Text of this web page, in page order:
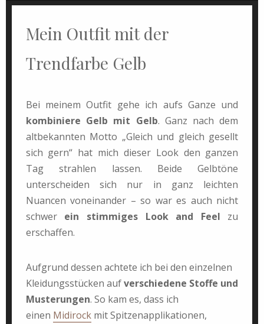
Mein Outfit mit der
Trendfarbe Gelb
Bei meinem Outfit gehe ich aufs Ganze und
kombiniere Gelb mit Gelb. Ganz nach dem
altbekannten Motto „Gleich und gleich gesellt
sich gern“ hat mich dieser Look den ganzen
Tag strahlen lassen. Beide Gelbtöne
unterscheiden sich nur in ganz leichten
Nuancen voneinander – so war es auch nicht
schwer ein stimmiges Look and Feel zu
erschaffen.
Aufgrund dessen achtete ich bei den einzelnen
Kleidungsstücken aufverschiedene Stoffe und
Musterungen. So kam es, dass ich
einen Midirockmit Spitzenapplikationen,